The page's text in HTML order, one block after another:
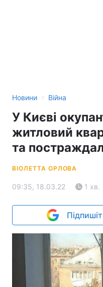
Новини › Війна
У Києві
житловий
та
ВІОЛЕТТА ОРЛОВА
09:35, 18.03.22 1 хв.